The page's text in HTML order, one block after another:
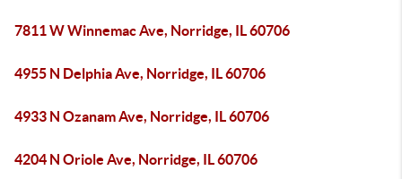
7811 W Winnemac Ave, Norridge, IL 60706
4955 N Delphia Ave, Norridge, IL 60706
4933 N Ozanam Ave, Norridge, IL 60706
4204 N Oriole Ave, Norridge, IL 60706